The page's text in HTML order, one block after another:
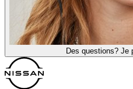
Des questions? Je